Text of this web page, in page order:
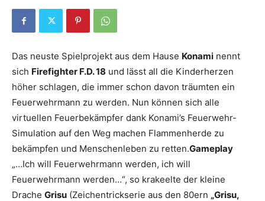
Das neuste Spielprojekt aus dem Hause Konami nennt
sich Firefighter F.D. 18 und lässt all die Kinderherzen
höher schlagen, die immer schon davon träumten ein
Feuerwehrmann zu werden. Nun können sich alle
virtuellen Feuerbekämpfer dank Konami’s Feuerwehr-
Simulation auf den Weg machen Flammenherde zu
bekämpfen und Menschenleben zu retten.Gameplay
„…Ich will Feuerwehrmann werden, ich will
Feuerwehrmann werden…“, so krakeelte der kleine
Drache Grisu (Zeichentrickserie aus den 80ern „Grisu,